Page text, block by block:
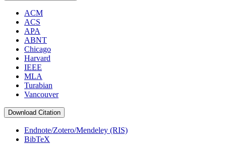
ACM
ACS
APA
ABNT
Chicago
Harvard
IEEE
MLA
Turabian
Vancouver
Download Citation
Endnote/Zotero/Mendeley (RIS)
BibTeX